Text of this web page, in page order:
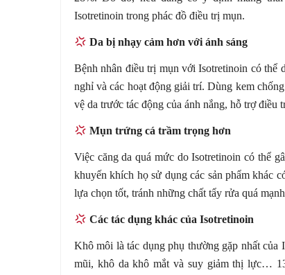
Isotretinoin trong phác đồ điều trị mụn.
Da bị nhạy cảm hơn với ánh sáng
Bệnh nhân điều trị mụn với Isotretinoin có thể
nghỉ và các hoạt động giải trí. Dùng kem
vệ da trước tác động của ánh nắng, hỗ trợ điều
Mụn trứng cá trầm trọng hơn
Việc căng da quá mức do Isotretinoin có thể
khuyến khích họ sử dụng các sản phẩm khác
lựa chọn tốt, tránh những chất tẩy rửa quá
Các tác dụng khác của Isotretinoin
Khô môi là tác dụng phụ thường gặp nhất
mũi, khô da khô mắt và suy giảm thị lực…